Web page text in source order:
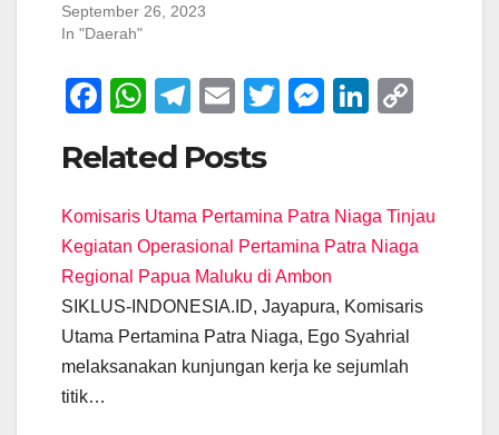
September 26, 2023
In "Daerah"
F
c
e
b
o
o
k
W
at
s
A
p
p
T
e
gr
a
m
E
ail
T
er
M
e
n
g
er
Li
e
dI
y
Li
k
Related Posts
Komisaris Utama Pertamina Patra Niaga Tinjau
Kegiatan Operasional Pertamina Patra Niaga
Regional Papua Maluku di Ambon
SIKLUS-INDONESIA.ID, Jayapura, Komisaris
Utama Pertamina Patra Niaga, Ego Syahrial
melaksanakan kunjungan kerja ke sejumlah
titik…